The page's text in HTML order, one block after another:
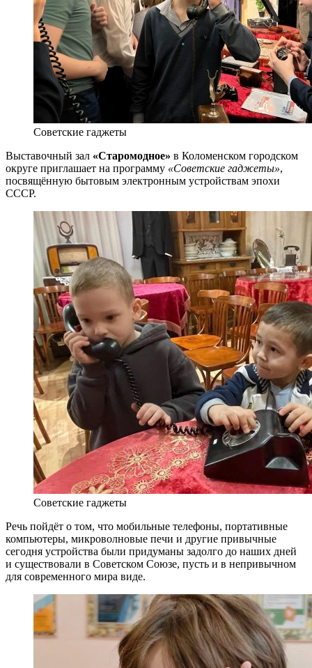
Советские гаджеты
Выставочный зал «Старомодное» в Коломенском городском
округе приглашает на программу «Советские гаджеты»,
посвящённую бытовым электронным устройствам эпохи
СССР.
Советские гаджеты
Речь пойдёт о том, что мобильные телефоны, портативные
компьютеры, микроволновые печи и другие привычные
сегодня устройства были придуманы задолго до наших дней
и существовали в Советском Союзе, пусть и в непривычном
для современного мира виде.